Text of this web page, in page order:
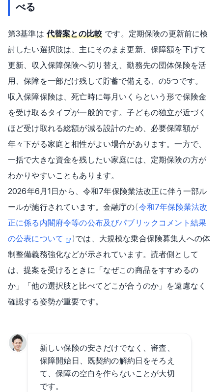
べる
第3基準は 代替案との比較 です。定期保険の更新前に検
討したい選択肢は、主にそのまま更新、保障額を下げて
更新、収入保障保険へ切り替え、勤務先の団体保険を活
用、保障を一部だけ残して貯蓄で備える、の5つです。
収入保障保険は、死亡時に毎月いくらという形で保険金
を受け取るタイプが一般的です。子どもの独立が近づく
ほど受け取れる総額が減る設計のため、必要保障額が
年々下がる家庭と相性がよい場合があります。一方で、
一括で大きな資金を残したい家庭には、定期保険の方が
わかりやすいこともあります。
2026年6月1日から、令和7年保険業法改正に伴う一部ル
ールが施行されています。金融庁の(令和7年保険業法改
正に係る内閣府令等の公布及びパブリックコメント結果
の公表について
)では、大規模な乗合保険募集人への体
制整備義務強化などが示されています。読者側として
は、提案を受けるときに「なぜこの商品をすすめるの
か」「他の選択肢と比べてどこが合うのか」を遠慮なく
確認する姿勢が重要です。
新しい保険の安さだけでなく、審査、
保障開始日、既契約の解約日をそろえ
て、保障の空白を作らないことが大切
です。